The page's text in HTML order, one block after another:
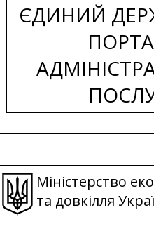
ЄДИНИЙ
Міністерство
та довкілля